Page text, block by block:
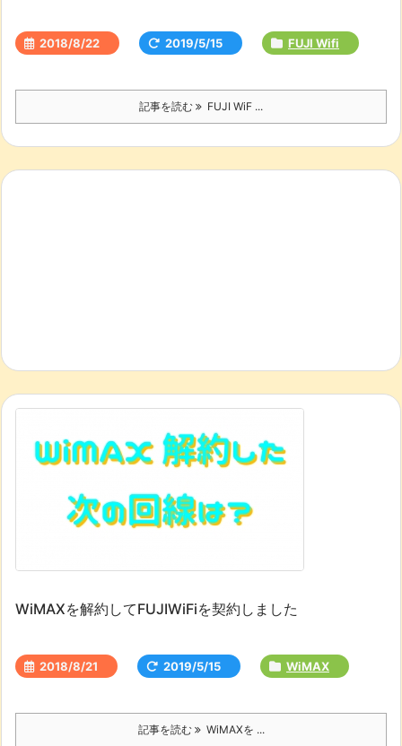
2018/8/22 2019/5/15 FUJI Wifi
記事を読む FUJI WiF ...
WiMAXを解約してFUJIWiFiを契約しました
2018/8/21 2019/5/15 WiMAX
記事を読む WiMAXを ...